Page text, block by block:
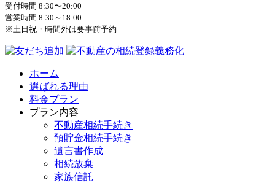
受付時間 8:30〜20:00
営業時間 8:30～18:00
※土日祝・時間外は要事前予約
ホーム
選ばれる理由
料金プラン
プラン内容
不動産相続手続き
預貯金相続手続き
遺言書作成
相続放棄
家族信託